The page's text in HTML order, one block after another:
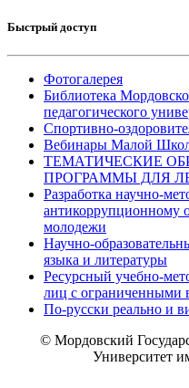
Быстрый доступ
Фотогалерея
Библиотека
педагогического
Спортивно-
Вебинары Малой
ТЕМАТИЧЕСКИЕ
ПРОГРАММЫ ДЛЯ
Разработка научно-
антикоррупционному
молодежи
Научно-
языка и литературы
Ресурсный учебно-
лиц с ограниченными
По-русски реально и
© Мордовский
Университет